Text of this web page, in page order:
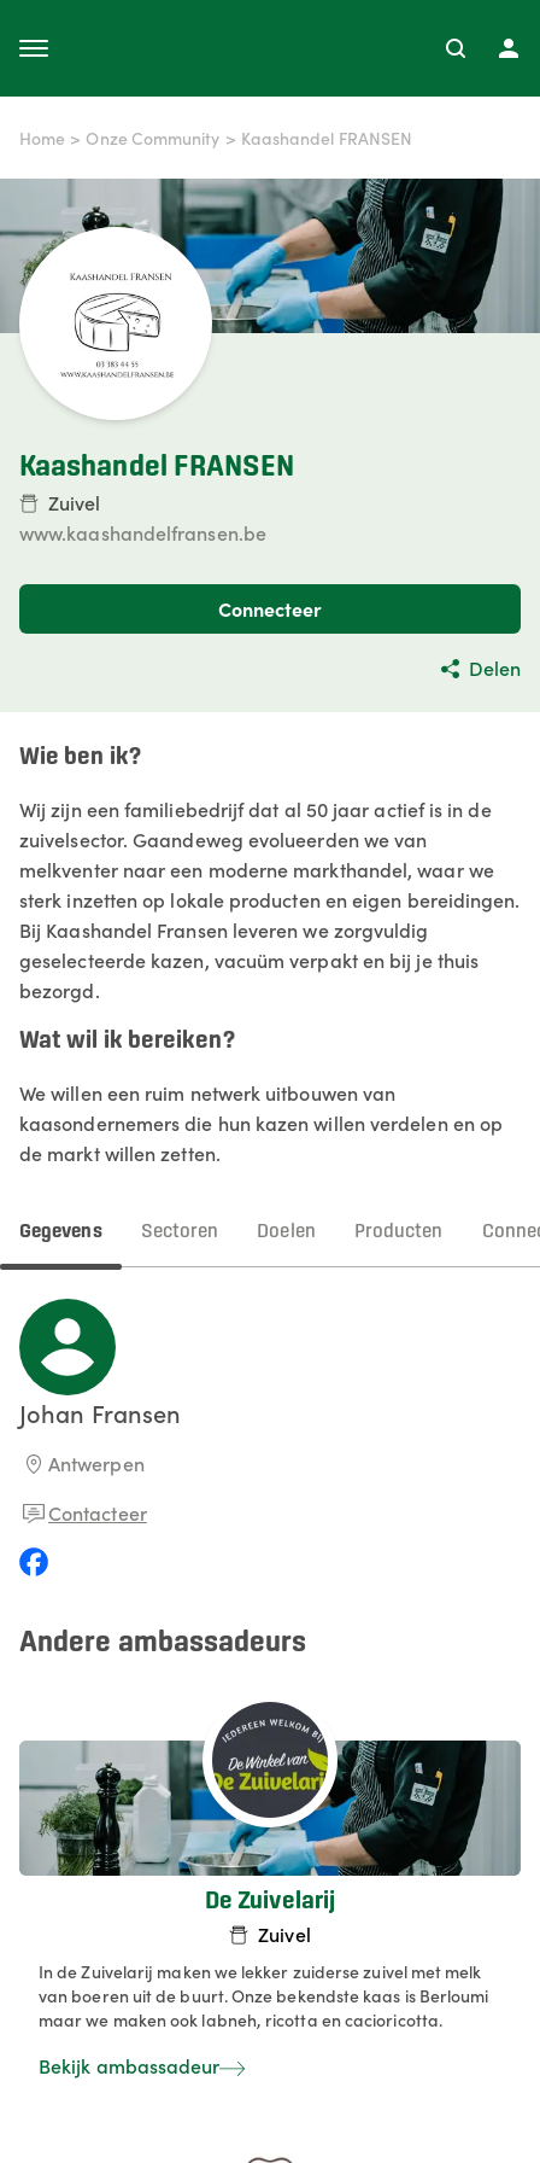
Home > Onze Community > Kaashandel FRANSEN
Kaashandel FRANSEN
Zuivel
www.kaashandelfransen.be
Connecteer
Delen
Wie ben ik?
Wij zijn een familiebedrijf dat al 50 jaar actief is in de
zuivelsector. Gaandeweg evolueerden we van
melkventer naar een moderne markthandel, waar we
sterk inzetten op lokale producten en eigen bereidingen.
Bij Kaashandel Fransen leveren we zorgvuldig
geselecteerde kazen, vacuüm verpakt en bij je thuis
bezorgd.
Wat wil ik bereiken?
We willen een ruim netwerk uitbouwen van
kaasondernemers die hun kazen willen verdelen en op
de markt willen zetten.
Gegevens Sectoren Doelen Producten
Johan Fransen
Antwerpen
Contacteer
Andere ambassadeurs
De Zuivelarij
Zuivel
In de Zuivelarij maken we lekker zuiderse zuivel met melk
van boeren uit de buurt. Onze bekendste kaas is Berloumi
maar we maken ook labneh, ricotta en cacioricotta.
Bekijk ambassadeur